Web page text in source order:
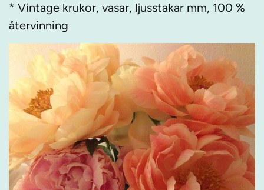
* Vintage krukor, vasar, ljusstakar mm, 100 %
återvinning